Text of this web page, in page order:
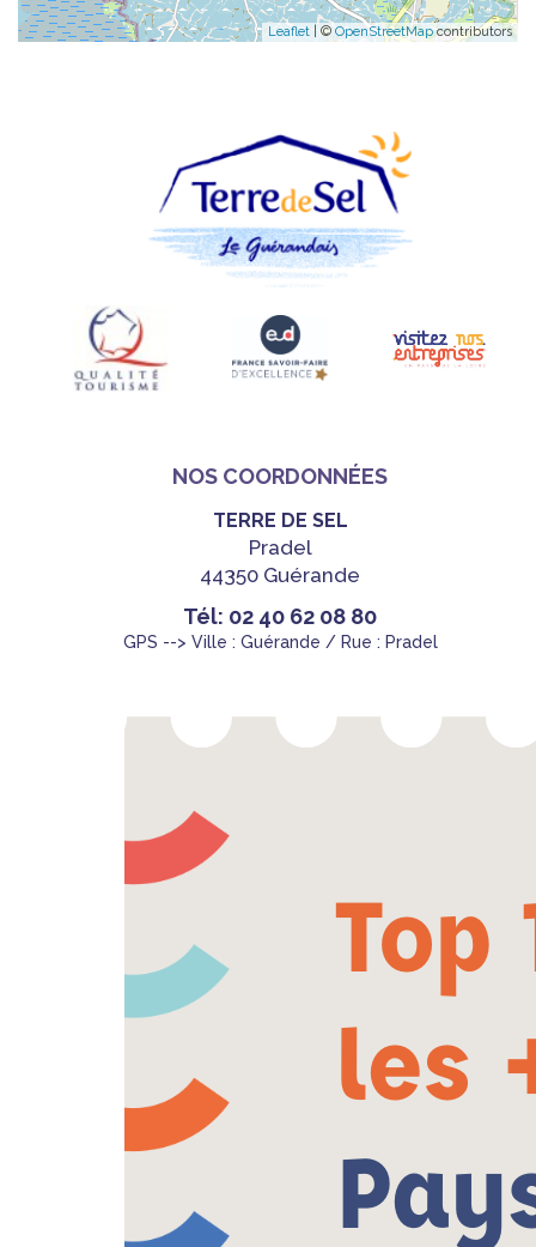
Leaflet | © OpenStreetMapcontributors
NOS COORDONNÉES
TERRE DE SEL
Pradel
44350 Guérande
Tél: 02 40 62 08 80
GPS --> Ville : Guérande / Rue : Pradel